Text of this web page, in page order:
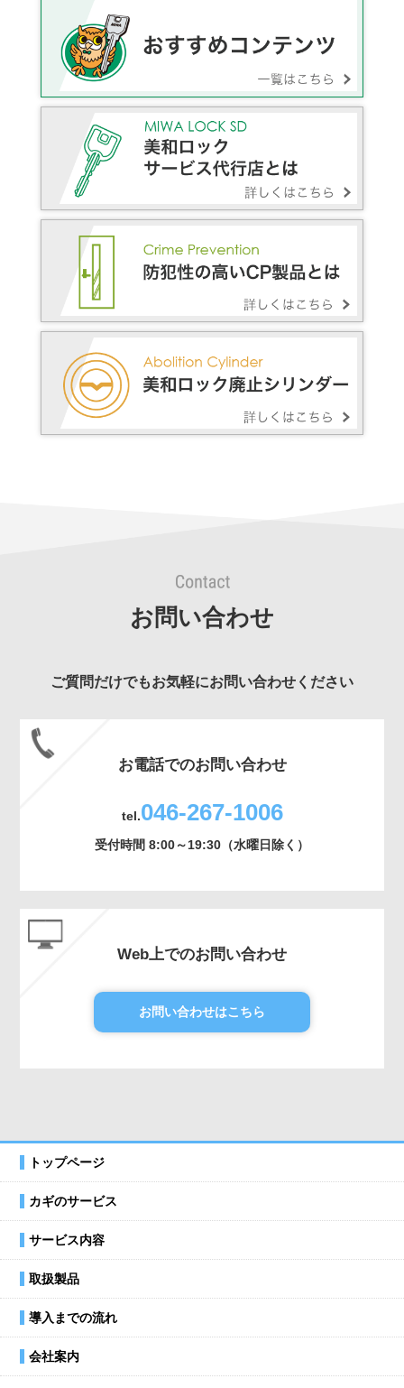
お問い合わせ
ご質問だけでもお気軽にお問い合わせください
お電話でのお問い合わせ
tel.046-267-1006
受付時間 8:00～19:30（水曜日除く）
Web上でのお問い合わせ
お問い合わせはこちら
トップページ
カギのサービス
サービス内容
取扱製品
導入までの流れ
会社案内